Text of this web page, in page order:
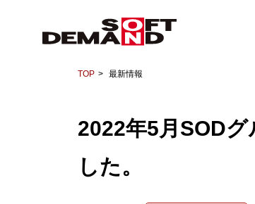
TOP 最新情報
2022年5月SOD
した。